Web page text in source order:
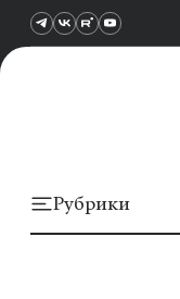
Рубрики